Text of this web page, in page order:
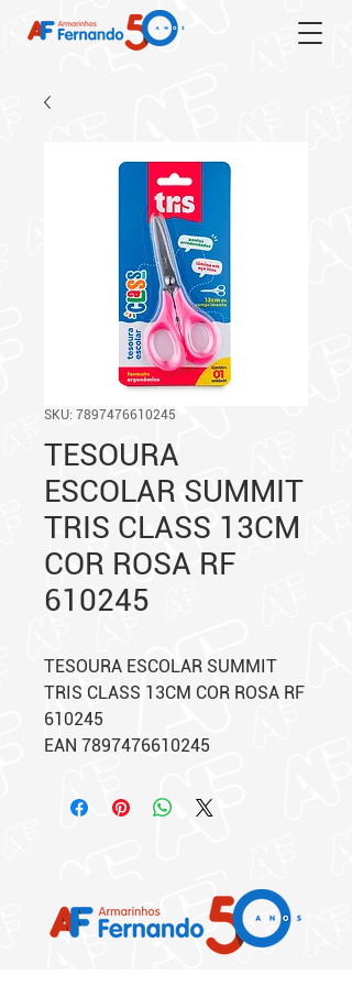
SKU: 7897476610245
TESOURA
ESCOLAR SUMMIT
TRIS CLASS 13CM
COR ROSA RF
610245
TESOURA ESCOLAR SUMMIT
TRIS CLASS 13CM COR ROSA RF
610245
EAN 7897476610245